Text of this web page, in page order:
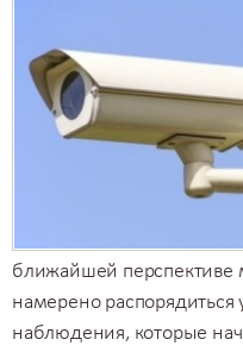
ближайшей перспективе
намерено распорядиться
наблюдения, которые